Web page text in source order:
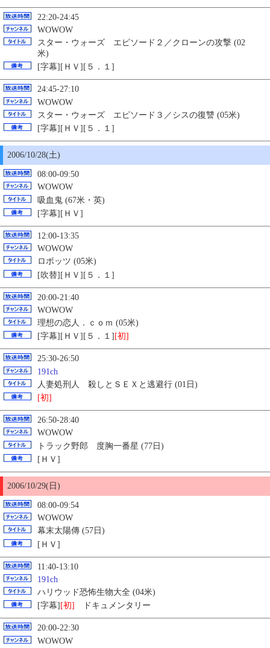
22:20-24:45
WOWOW
スター・ウォーズ エピソード２／クローンの攻撃 (02
米)
[字幕][ＨＶ][５．１]
24:45-27:10
WOWOW
スター・ウォーズ エピソード３／シスの復讐 (05米)
[字幕][ＨＶ][５．１]
2006/10/28(土)
08:00-09:50
WOWOW
吸血鬼 (67米・英)
[字幕][ＨＶ]
12:00-13:35
WOWOW
ロボッツ (05米)
[吹替][ＨＶ][５．１]
20:00-21:40
WOWOW
理想の恋人．ｃｏｍ (05米)
[字幕][ＨＶ][５．１] [初]
25:30-26:50
191ch
人妻処刑人 殺しとＳＥＸと逃避行 (01日)
[初]
26:50-28:40
WOWOW
トラック野郎 度胸一番星 (77日)
[ＨＶ]
2006/10/29(日)
08:00-09:54
WOWOW
幕末太陽傳 (57日)
[ＨＶ]
11:40-13:10
191ch
ハリウッド恐怖生物大全 (04米)
[字幕] [初] ドキュメンタリー
20:00-22:30
WOWOW